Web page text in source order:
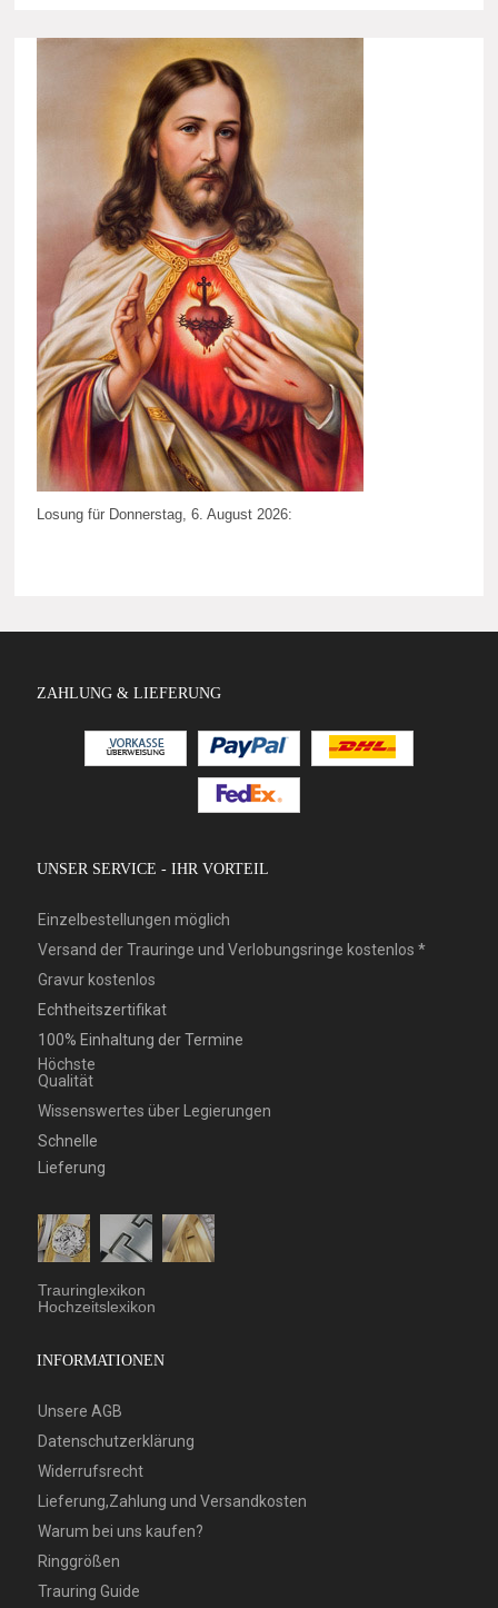
Losung für Donnerstag, 6. August 2026:
ZAHLUNG & LIEFERUNG
UNSER SERVICE - IHR VORTEIL
Einzelbestellungen möglich
Versand der Trauringe und Verlobungsringe kostenlos *
Gravur kostenlos
Echtheitszertifikat
100% Einhaltung der Termine
Höchste
Qualität
Wissenswertes über Legierungen
Schnelle
Lieferung
Trauringlexikon
Hochzeitslexikon
INFORMATIONEN
Unsere AGB
Datenschutzerklärung
Widerrufsrecht
Lieferung,Zahlung und Versandkosten
Warum bei uns kaufen?
Ringgrößen
Trauring Guide